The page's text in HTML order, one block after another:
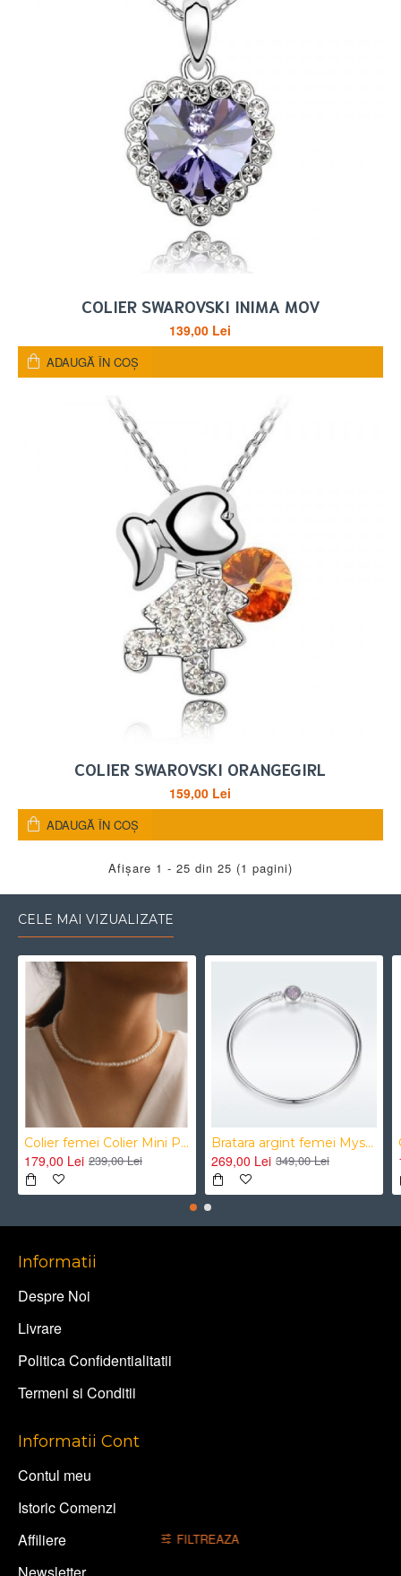
COLIER SWAROVSKI INIMA MOV
139,00 Lei
ADAUGĂ ÎN COŞ
COLIER SWAROVSKI ORANGEGIRL
159,00 Lei
ADAUGĂ ÎN COŞ
Afişare 1 - 25 din 25 (1 pagini)
CELE MAI VIZUALIZATE
Colier femei Colier Mini Perle Choker
179,00 Lei 239,00 Lei
Bratara argint femei Mystyle Heart Bracelet tip Pandora
269,00 Lei 349,00 Lei
Informatii
Despre Noi
Livrare
Politica Confidentialitatii
Termeni si Conditii
Informatii Cont
Contul meu
Istoric Comenzi
Affiliere
Newsletter
FILTREAZA